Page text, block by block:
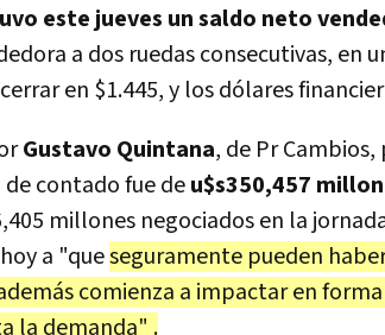
este jueves un saldo neto
a dos ruedas consecutivas, en
en $1.445, y los dólares
Gustavo Quintana, de Pr
contado fue deu$s350,457
millones negociados en la
a "queseguramente pueden
comienza a impactar en
la demanda" .